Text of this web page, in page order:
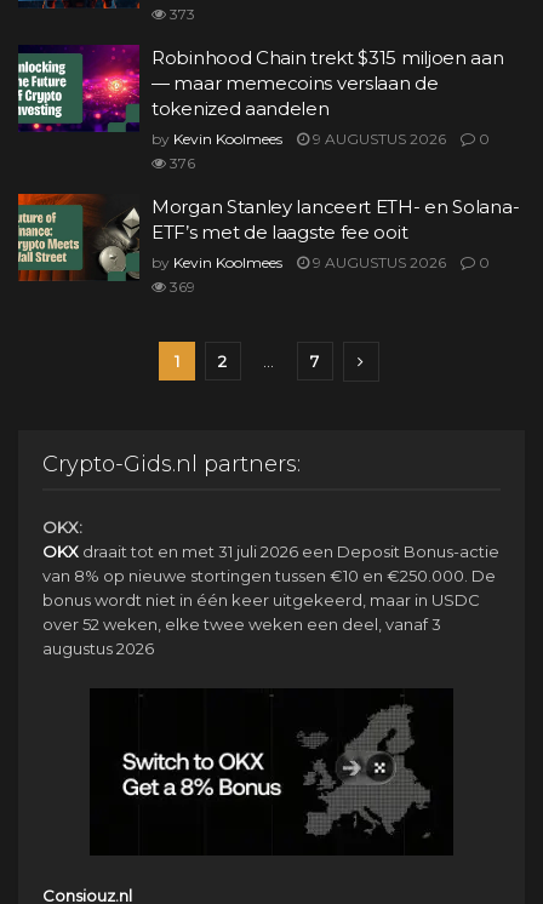
373
Robinhood Chain trekt $315 miljoen aan
— maar memecoins verslaan de
tokenized aandelen
by Kevin Koolmees 9 AUGUSTUS 2026
0
376
Morgan Stanley lanceert ETH- en Solana-
ETF’s met de laagste fee ooit
by Kevin Koolmees 9 AUGUSTUS 2026
0
369
1 2 7
Crypto-Gids.nl partners:
OKX:
OKX draait tot en met 31 juli 2026 een Deposit Bonus-actie
van 8% op nieuwe stortingen tussen €10 en €250.000. De
bonus wordt niet in één keer uitgekeerd, maar in USDC
over 52 weken, elke twee weken een deel, vanaf 3
augustus 2026
Consiouz.nl